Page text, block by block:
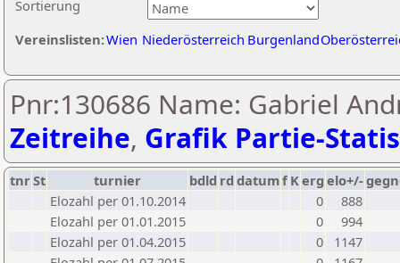
Sortierung
Vereinslisten:Wien Niederösterreich Burgenland
Pnr:130686 Name: Gabriel
Zeitreihe, Grafik Partie-
tnrSt turnier bdld rd datumf Kerg elo+/-
Elozahl per 01.10.2014
0
888
Elozahl per 01.01.2015
0
994
Elozahl per 01.04.2015
0
1147